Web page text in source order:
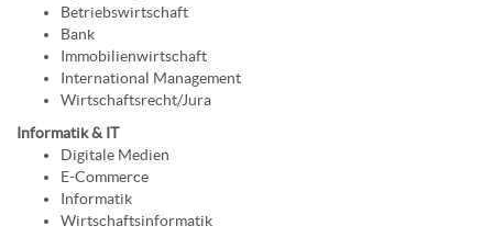
Betriebswirtschaft
Bank
Immobilienwirtschaft
International Management
Wirtschaftsrecht/Jura
Informatik & IT
Digitale Medien
E-Commerce
Informatik
Wirtschaftsinformatik